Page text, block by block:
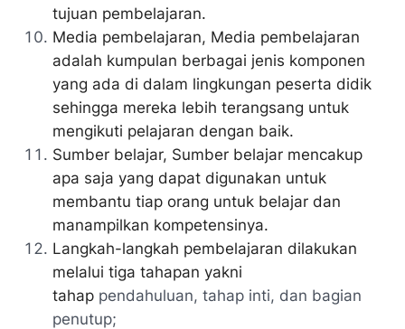
tujuan pembelajaran.
Media pembelajaran, Media pembelajaran
adalah kumpulan berbagai jenis komponen
yang ada di dalam lingkungan peserta didik
sehingga mereka lebih terangsang untuk
mengikuti pelajaran dengan baik.
Sumber belajar, Sumber belajar mencakup
apa saja yang dapat digunakan untuk
membantu tiap orang untuk belajar dan
manampilkan kompetensinya.
Langkah-langkah pembelajaran dilakukan
melalui tiga tahapan yakni
tahap pendahuluan, tahap inti, dan bagian
penutup;